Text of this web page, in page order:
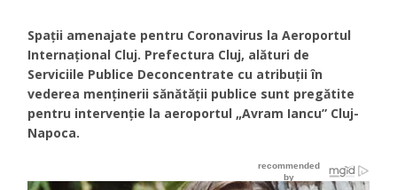
Spații amenajate pentru Coronavirus la Aeroportul
Internațional Cluj. Prefectura Cluj, alături de
Serviciile Publice Deconcentrate cu atribuții în
vederea menținerii sănătății publice sunt pregătite
pentru intervenție la aeroportul „Avram Iancu” Cluj-
Napoca.